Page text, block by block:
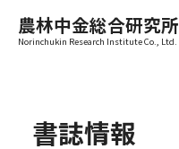
農林中金総合研究所
Norinchukin Research Institute Co., Ltd.
書誌情報